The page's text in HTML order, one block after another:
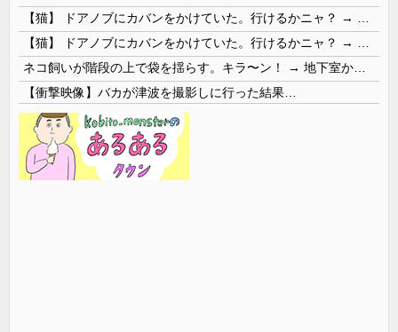
【衝撃映像】バカが津波を撮影しに行った結果…